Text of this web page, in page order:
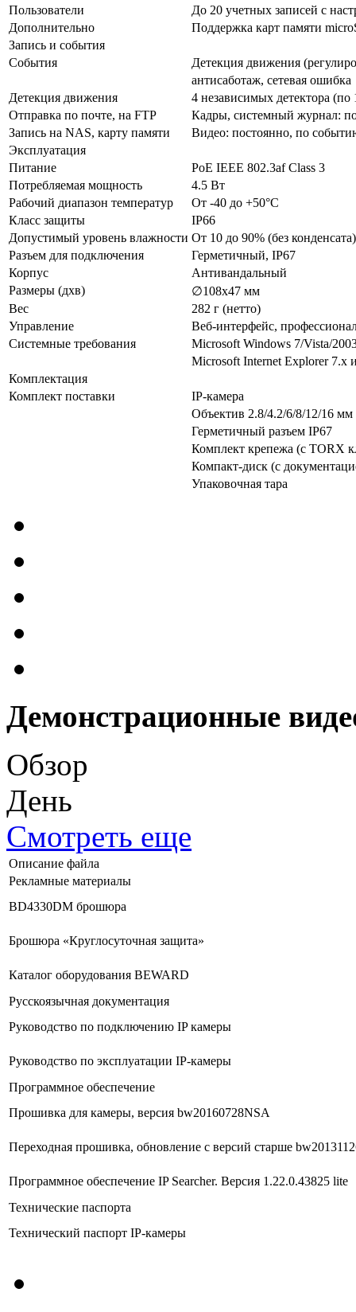
Пользователи
До 20 учетных записей с
Дополнительно
Поддержка карт памяти
Запись и события
События
Детекция движения
антисаботаж, сетевая ошибка
Детекция движения
4 независимых детектора
Отправка по почте, на FTP
Кадры, системный журнал:
Запись на NAS, карту памяти
Видео: постоянно, по
Эксплуатация
Питание
PoE IEEE 802.3af Class 3
Потребляемая мощность
4.5 Вт
Рабочий диапазон температур
От -40 до +50°С
Класс защиты
IP66
Допустимый уровень влажности От 10 до 90% (без конденсата)
Разъем для подключения
Герметичный, IP67
Корпус
Антивандальный
Размеры (дхв)
∅108х47 мм
Вес
282 г (нетто)
Управление
Веб-интерфейс,
Системные требования
Microsoft Windows 7/Vista/
Microsoft Internet Explorer 7.x
Комплектация
Комплект поставки
IP-камера
Объектив 2.8/4.2/6/8/12/16
Герметичный разъем IP67
Комплект крепежа (с TORX
Компакт-диск (с
Упаковочная тара
Демонстрационные
Обзор
День
Смотреть еще
Описание файла
Рекламные материалы
BD4330DM брошюра
Брошюра «Круглосуточная защита»
Каталог оборудования BEWARD
Русскоязычная документация
Руководство по подключению IP камеры
Руководство по эксплуатации IP-камеры
Программное обеспечение
Прошивка для камеры, версия bw20160728NSA
Переходная прошивка, обновление с версий старше
Программное обеспечение IP Searcher. Версия 1.22.0.43825 lite
Технические паспорта
Технический паспорт IP-камеры